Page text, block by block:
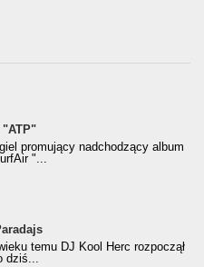
"ATP"
promujący nadchodzący album
"...
za
Album Roku
temu DJ Kool Herc rozpoczął
dziś...